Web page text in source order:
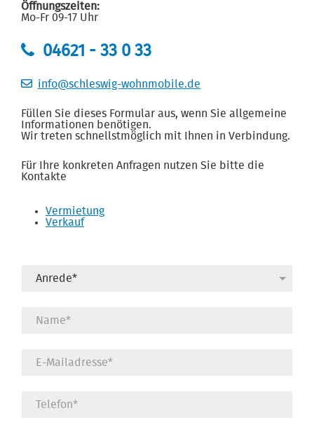
Öffnungszeiten:
Mo-Fr 09-17 Uhr
04621 - 33 0 33
info@schleswig-wohnmobile.de
Füllen Sie dieses Formular aus, wenn Sie allgemeine
Informationen benötigen.
Wir treten schnellstmöglich mit Ihnen in Verbindung.
Für Ihre konkreten Anfragen nutzen Sie bitte die
Kontakte
Vermietung
Verkauf